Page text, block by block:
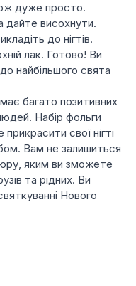
дуже просто.
дайте висохнути.
до нігтів.
лак. Готово! Ви
найбільшого свята
багато позитивних
Набір фольги
свої нігті
Вам не залишиться
яким ви зможете
та рідних. Ви
Нового